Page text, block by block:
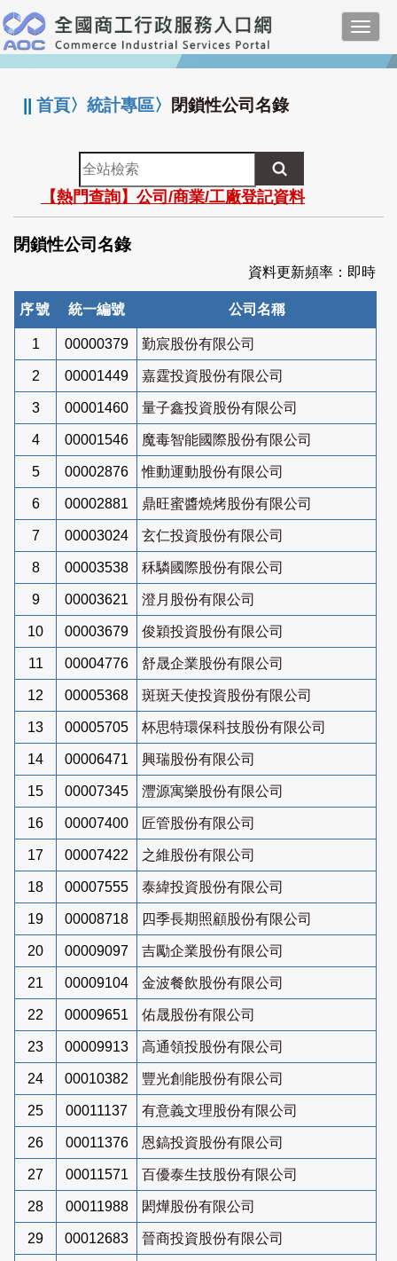
跳
到
主
要
:::
||首頁〉統計專區〉 閉鎖性公司名錄
全
站
檢
索
【熱門查詢】公司/商業/工廠登記資料
閉鎖性公司名錄
資料更新頻率：即時
序號 統一編號 公司名稱
1 00000379 勤宸股份有限公司
2 00001449 嘉霆投資股份有限公司
3 00001460 量子鑫投資股份有限公司
4 00001546 魔毒智能國際股份有限公司
5 00002876 惟動運動股份有限公司
6 00002881 鼎旺蜜醬燒烤股份有限公司
7 00003024 玄仁投資股份有限公司
8 00003538 秝驎國際股份有限公司
9 00003621 澄月股份有限公司
10 00003679 俊穎投資股份有限公司
11 00004776 舒晟企業股份有限公司
12 00005368 斑斑天使投資股份有限公司
13 00005705 杯思特環保科技股份有限公司
14 00006471 興瑞股份有限公司
15 00007345 灃源寓樂股份有限公司
16 00007400 匠管股份有限公司
17 00007422 之維股份有限公司
18 00007555 泰緯投資股份有限公司
19 00008718 四季長期照顧股份有限公司
20 00009097 吉勵企業股份有限公司
21 00009104 金波餐飲股份有限公司
22 00009651 佑晟股份有限公司
23 00009913 高通領投股份有限公司
24 00010382 豐光創能股份有限公司
25 00011137 有意義文理股份有限公司
26 00011376 恩鎬投資股份有限公司
27 00011571 百優泰生技股份有限公司
28 00011988 閎燁股份有限公司
29 00012683 晉商投資股份有限公司